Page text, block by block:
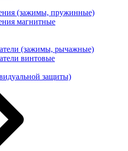
(зажимы, пружинные)
магнитные
(зажимы, рычажные)
винтовые
защиты)